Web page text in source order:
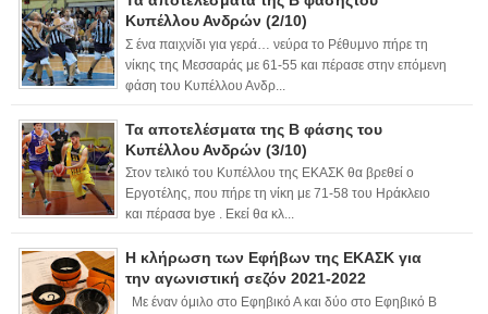
Κυπέλλου Ανδρών (2/10)
Σ ένα παιχνίδι για γερά… νεύρα το Ρέθυμνο πήρε τη
νίκης της Μεσσαράς με 61-55 και πέρασε στην επόμενη
φάση του Κυπέλλου Ανδρ...
Τα αποτελέσματα της Β φάσης του
Κυπέλλου Ανδρών (3/10)
Στον τελικό του Κυπέλλου της ΕΚΑΣΚ θα βρεθεί ο
Εργοτέλης, που πήρε τη νίκη με 71-58 του Ηράκλειο
και πέρασα bye . Εκεί θα κλ...
Η κλήρωση των Εφήβων της ΕΚΑΣΚ για
την αγωνιστική σεζόν 2021-2022
Με έναν όμιλο στο Εφηβικό Α και δύο στο Εφηβικό Β